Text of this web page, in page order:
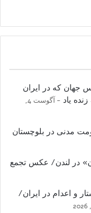
جهان که در ایران
یاد
آگوست 4,
مدنی در بلوچستان
در لندن/ عکس تجمع
و اعدام در ایران/